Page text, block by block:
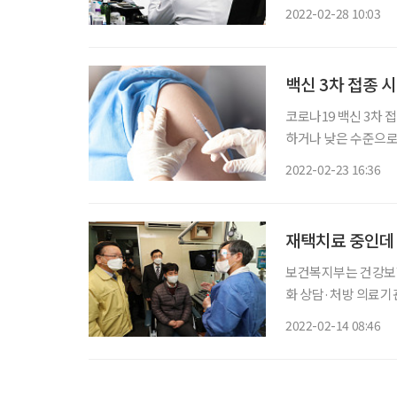
2022-02-28 10:03
백신 3차 접종
코로나19 백신 3차
하거나 낮은 수준으
2022-02-23 16:36
재택치료 중인
보건복지부는 건강
화 상담·처방 의료기관
2022-02-14 08:46